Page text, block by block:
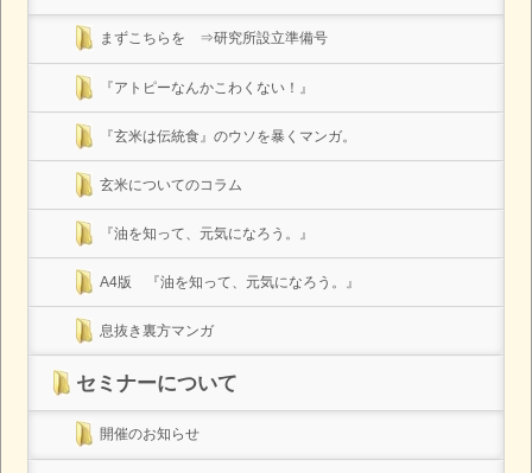
まずこちらを ⇒研究所設立準備号
『アトピーなんかこわくない！』
『玄米は伝統食』のウソを暴くマンガ。
玄米についてのコラム
『油を知って、元気になろう。』
A4版 『油を知って、元気になろう。』
息抜き裏方マンガ
セミナーについて
開催のお知らせ